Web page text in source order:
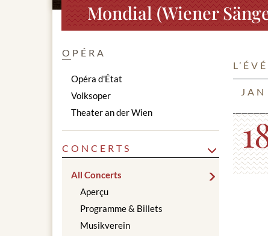
Mondial (Wiener
JAN
OPÉRA
Opéra d'État
Volksoper
Theater an der Wien
CONCERTS
All Concerts
Aperçu
Programme & Billets
Musikverein